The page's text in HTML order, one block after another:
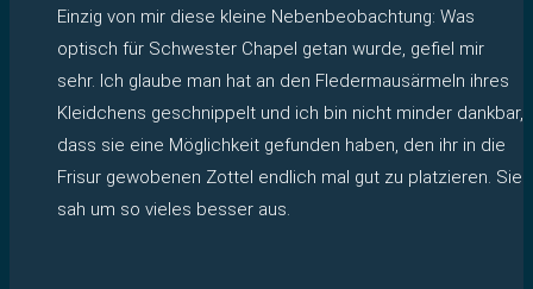
Einzig von mir diese kleine Nebenbeobachtung: Was
optisch für Schwester Chapel getan wurde, gefiel mir
sehr. Ich glaube man hat an den Fledermausärmeln ihres
Kleidchens geschnippelt und ich bin nicht minder dankbar,
dass sie eine Möglichkeit gefunden haben, den ihr in die
Frisur gewobenen Zottel endlich mal gut zu platzieren. Sie
sah um so vieles besser aus.